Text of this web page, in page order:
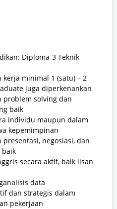
Diploma-3 Teknik
minimal 1 (satu) – 2
juga diperkenankan
problem solving dan
baik
individu maupun dalam
kepemimpinan
negosiasi, dan
baik
secara aktif, baik lisan
data
dan strategis dalam
pekerjaan